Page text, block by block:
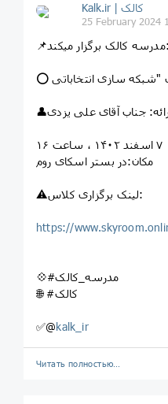
Kalk.ir | کالک
25 February 2024
📌مدرسه کالک برگزار میکند:
ارائه: جناب آقای علی یزدی
مکان:در بستر اسکای روم
⚠️لینک برگزاری کلاس:
https://
💠#مدرسه_کالک
🌐 #کالک
✅@kalk_ir
Читать полностью…